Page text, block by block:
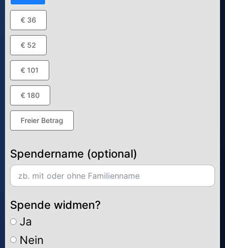
€ 36
€ 52
€ 101
€ 180
Freier Betrag
Spendername (optional)
Spende widmen?
Ja
Nein